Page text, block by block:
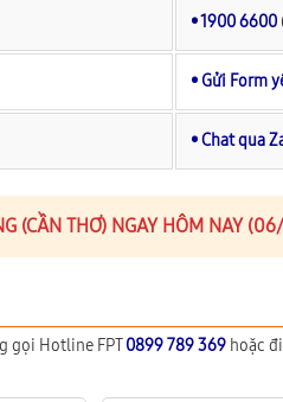
• 1900 6600
• Gửi Form
• Chat qua
(CẦN THƠ) NGAY HÔM NAY
gọi Hotline FPT0899 789 369 hoặc